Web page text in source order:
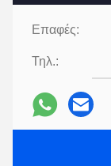
Επαφές:
Τηλ.: